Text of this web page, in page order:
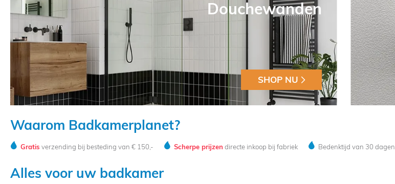
Douchewanden
SHOP NU
Waarom Badkamerplanet?
Gratis verzending bij besteding van € 150,- Scherpe prijzen directe inkoop bij fabriek Bedenktijd van 30 dagen
Alles voor uw badkamer